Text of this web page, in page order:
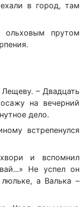
в город, там
ольховым прутом
– Двадцать
на вечерний
дело.
встрепенулся
и вспомнил
Не успел он
а Валька –